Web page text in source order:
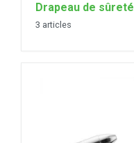
Drapeau de sûreté
3 articles